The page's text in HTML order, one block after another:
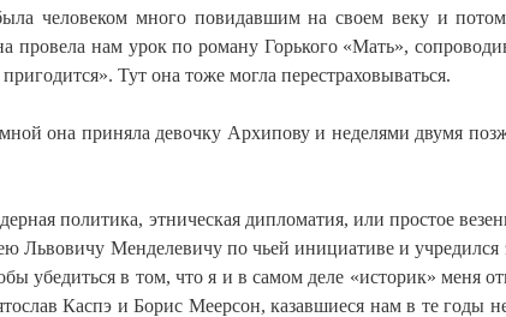
человеком много повидавшим на своем веку и
провела нам урок по роману Горького «Мать»,
Тут она тоже могла перестраховываться.
она приняла девочку Архипову и неделями двумя
политика, этническая дипломатия, или простое
Львовичу Менделевичу по чьей инициативе и учредился
убедиться в том, что я и в самом деле «историк» меня
Каспэ и Борис Меерсон, казавшиеся нам в те годы